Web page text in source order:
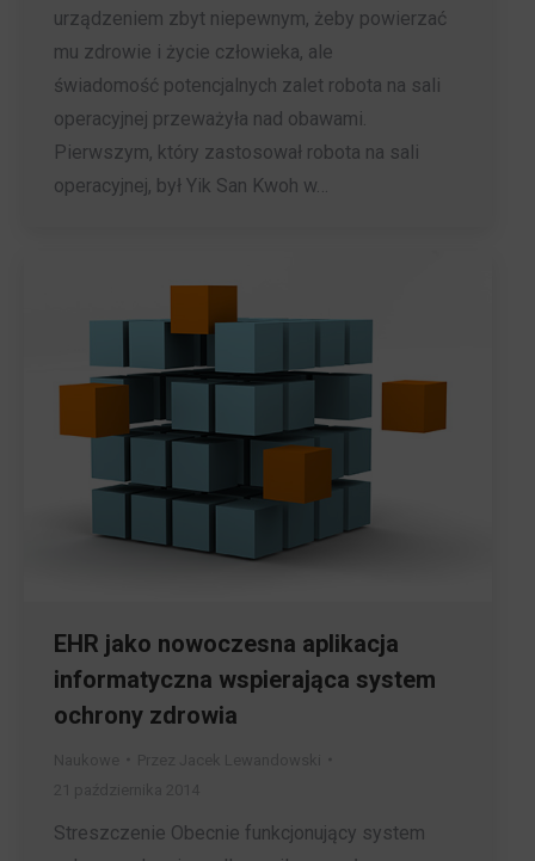
urządzeniem zbyt niepewnym, żeby powierzać
mu zdrowie i życie człowieka, ale
świadomość potencjalnych zalet robota na sali
operacyjnej przeważyła nad obawami.
Pierwszym, który zastosował robota na sali
operacyjnej, był Yik San Kwoh w…
EHR jako nowoczesna aplikacja
informatyczna wspierająca system
ochrony zdrowia
Streszczenie Obecnie funkcjonujący system